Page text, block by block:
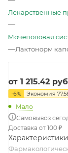
Лекарственные
—
Мочеполовая
—Лактонорм
от 1 215.42
-6% Экономия
Мало
Самовывоз
Доставка от 100 ₽
Характеристики